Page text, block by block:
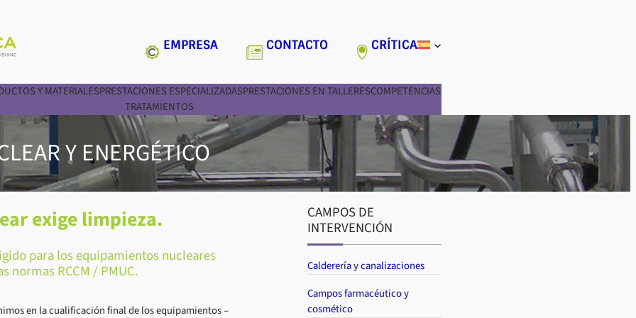
EMPRESA CONTACTO CRÍTICA
Y MATERIALESPRESTACIONES ESPECIALIZADASPRESTACIONES EN TALLERESCOMPETENCIAS
TRATAMIENTOS
Y ENERGÉTICO
exige limpieza.
para los equipamientos nucleares
normas RCCM / PMUC.
en la cualificación final de los equipamientos –
CAMPOS DE
INTERVENCIÓN
Calderería y canalizaciones
Campos farmacéutico y
cosmético